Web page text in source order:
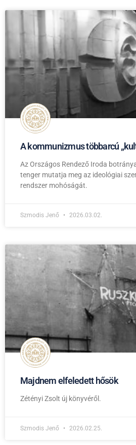
A kommunizmus többarcú
Az Országos Rendező Iroda
tenger mutatja meg az ideológiai
rendszer mohóságát.
Szmodis Jenő 2026.03.02.
Majdnem elfeledett hősök
Zétényi Zsolt új könyvéről.
Szmodis Jenő 2026.02.25.